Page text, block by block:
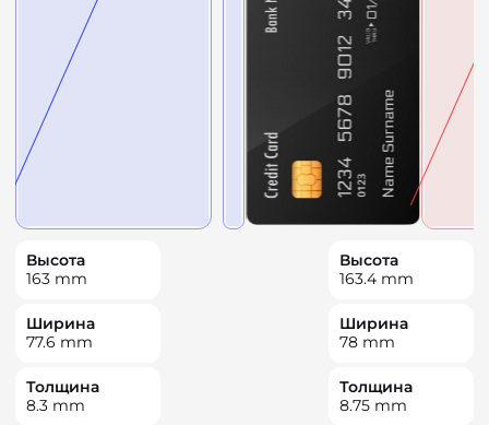
Высота
163 mm
Ширина
77.6 mm
Толщина
8.3 mm
Высота
163.4 mm
Ширина
78 mm
Толщина
8.75 mm